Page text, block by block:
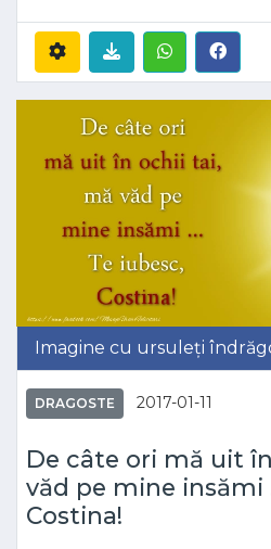
Imagine cu ursuleți
DRAGOSTE 2017-01-11
De câte ori mă uit
văd pe mine insămi
Costina!